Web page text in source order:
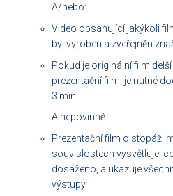
A/nebo:
Video obsahující jakýkoli
byl vyroben a zveřejněn
Pokud je originální film
prezentační film, je nutné
3 min.
A nepovinně:
Prezentační film o stopáži
souvislostech vysvětluje,
dosaženo, a ukazuje
výstupy.